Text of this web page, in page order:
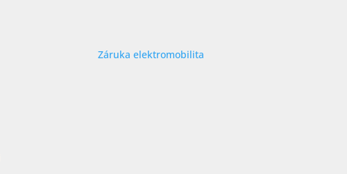
Záruka elektromobilita